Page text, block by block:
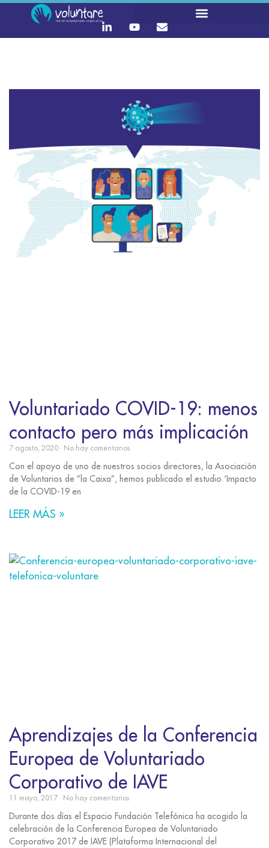
Voluntariado COVID-19: menos
contacto pero más implicación
7 agosto, 2020 No hay comentarios
Con el apoyo de uno de nuestros socios directores, la Asociación
de Voluntarios de ”la Caixa”, hemos publicado el estudio ‘Impacto
de la COVID-19 en
LEER MÁS »
Aprendizajes de la Conferencia
Europea de Voluntariado
Corporativo de IAVE
11 mayo, 2017 No hay comentarios
Durante dos días el Espacio Fundación Telefónica ha acogido la
celebración de la Conferencia Europea de Voluntariado
Corporativo 2017 de IAVE (Plataforma Internacional del